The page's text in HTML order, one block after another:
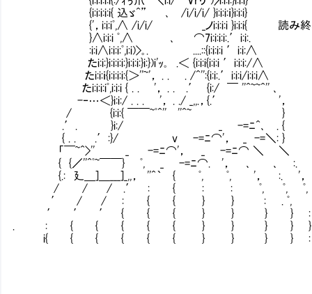
{i:i:i:i:i{ 込ゞ^” ､ /i/i/i/ }i:i:i:ｉ}i:i:i}
{'，i:i:iﾟ,∧ /i/i/ _ノi:i:i:i }i:i:i{ 読み終わった本に
}∧i:i:i ﾟ,∧ ､ ⌒7i:i:i:i:.′i:i:.
:i:i∧i:i:i:ﾟ,i:i)>｡. ....::{i:i:i:i ′i:i:∧
たi:i:}i:i:i:i:}i:i:i:}i:})i'ｯ｡ .＜ {i:i:i{i:i:i ′i:i:i:/∧
たi:i:ｉ{i:i:i:i:{＞''~'， . . . /^'':{i:i:.′i:i:i/i:i:i∧
たi:i:i:iﾟ,i:i:i { . . '， . . .′ {i:/ ￣ ''^~~^'' ､
-‐…＜}i:i:/ . . . '， . ./ _,,.，{.′ '，
/ {i:i:{ ￣￣~ﾟ^'' ''^~ }
.′. }i:/ _ -=ﾆ^､ . {
{ . . .′:}/ v -=ﾆ⌒'， _ -=＼: }
「￣~^>'' _ -=ﾆ⌒'， _ -=ﾆ⌒ ＼ ＼
{ {／''^ﾟ~￣￣} ﾟ, _ -=ﾆ⌒. '， ､ ､ :.
{.: 廴＿]＿___]_,,， ''^｀ { ﾟ, ﾟ, '， :. '，
/ / / .′ : { : : ﾟ, ﾟ, ﾟ,
′ / / : { { } } : . ﾟ,
′ ′ ′ { { { } } } } :
. : { { { { { } } } } }
i{ { { { { { } } } } :